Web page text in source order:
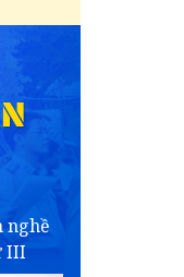
nghề
III